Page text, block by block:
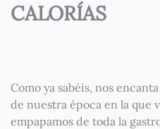
CALORÍAS
Como ya sabéis, nos
de nuestra época en la que
empapamos de toda la